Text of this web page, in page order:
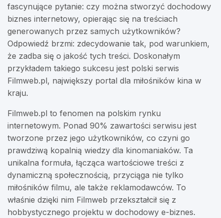
fascynujące pytanie: czy można stworzyć dochodowy
biznes internetowy, opierając się na treściach
generowanych przez samych użytkowników?
Odpowiedź brzmi: zdecydowanie tak, pod warunkiem,
że zadba się o jakość tych treści. Doskonałym
przykładem takiego sukcesu jest polski serwis
Filmweb.pl, największy portal dla miłośników kina w
kraju.
Filmweb.pl to fenomen na polskim rynku
internetowym. Ponad 90% zawartości serwisu jest
tworzone przez jego użytkowników, co czyni go
prawdziwą kopalnią wiedzy dla kinomaniaków. Ta
unikalna formuła, łącząca wartościowe treści z
dynamiczną społecznością, przyciąga nie tylko
miłośników filmu, ale także reklamodawców. To
właśnie dzięki nim Filmweb przekształcił się z
hobbystycznego projektu w dochodowy e-biznes.